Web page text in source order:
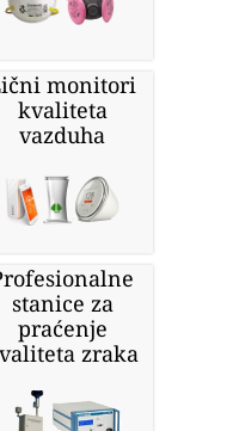
monitori
kvaliteta
vazduha
stanice za
praćenje
zraka